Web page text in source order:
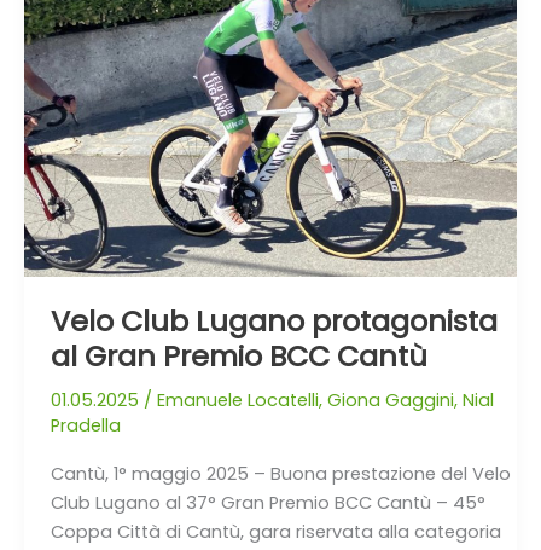
Velo Club Lugano protagonista
al Gran Premio BCC Cantù
01.05.2025 / Emanuele Locatelli, Giona Gaggini, Nial
Pradella
Cantù, 1° maggio 2025 – Buona prestazione del Velo
Club Lugano al 37° Gran Premio BCC Cantù – 45°
Coppa Città di Cantù, gara riservata alla categoria
Lugano
protagonista
al
Gran
Premio
BCC
Cantù